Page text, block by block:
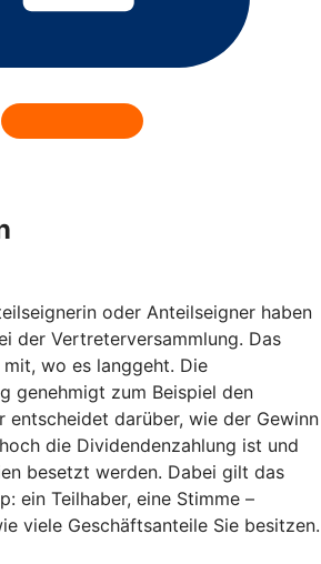
oder Anteilseigner haben
der Vertreterversammlung. Das
wo es langgeht. Die
genehmigt zum Beispiel den
entscheidet darüber, wie der Gewinn
die Dividendenzahlung ist und
besetzt werden. Dabei gilt das
ein Teilhaber, eine Stimme –
viele Geschäftsanteile Sie besitzen.